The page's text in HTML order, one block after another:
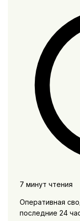
7 минут чтения
Оперативная
последние 24